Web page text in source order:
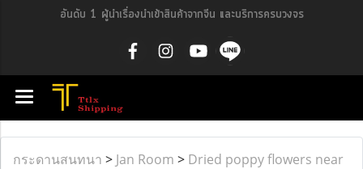
อันดับ 1 ผู้นำเรื่องนำเข้าสินค้าจากจีน และบริการครบวงจร
กระดานสนทนา > Jan Room > Dried poppy flowers near